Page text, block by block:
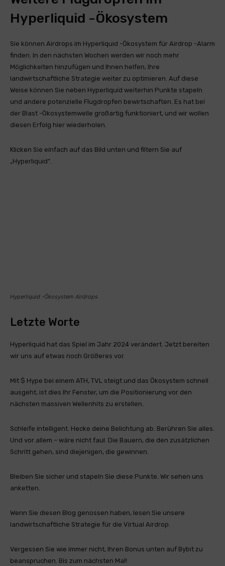
Hyperliquid -Ökosystem
Sie können Airdrops im Hyperliquid -Ökosystem für Airdrop -Alarm
finden. In den nächsten Wochen werden wir noch mehr
Möglichkeiten hinzufügen und Ihnen helfen, Ihre
landwirtschaftliche Strategie weiter zu optimieren. Auf diese
Weise können Sie neben Hyperliquid weiterhin Punkte stapeln
und andere potenzielle Flugdropfen bewirtschaften. Es hat bei
der Blast -Ökosystemwelle großartig funktioniert, und wir wollen
diesen Erfolg hier wiederholen.
Klicken Sie einfach auf das Bild unten und filtern Sie auf
„Hyperliquid“.
Hyperliquid -Ökosystem Airdrops
Letzte Worte
Hyperliquid hat das Spiel im Jahr 2024 verändert. Jetzt bereiten
wir uns auf etwas noch Größeres vor.
Mit $ Hype bei einem ATH, TVL steigt und das Ökosystem schnell
ausgeht, ist dies Ihr Fenster, um die Positionierung vor den
nächsten massiven Wellenhits zu erstellen.
Schleife intelligent. Hecke deine Belichtung ab. Berühren Sie alles.
Und vor allem – wäre nicht faul. Die Bauern, die den zusätzlichen
Schritt gehen, sind diejenigen, die gewinnen.
Bleiben Sie sicher und stapeln Sie diese Punkte. Wir sehen uns
anketten.
Wenn Sie diesen Blog genossen haben, lesen Sie unsere
landwirtschaftliche Strategie für die Virtual Airdrop.
Vergessen Sie wie immer nicht, Ihren Bonus unten auf Bybit zu
beanspruchen. Bis zum nächsten Mal!